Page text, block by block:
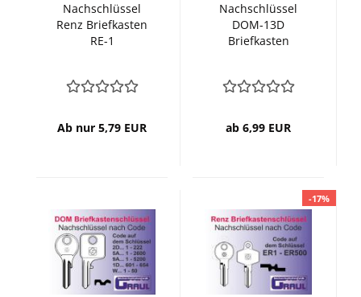
Nachschlüssel
Renz Briefkasten
RE-1
Ab nur 5,79 EUR
Nachschlüssel
DOM-13D
Briefkasten
ab 6,99 EUR
-17%